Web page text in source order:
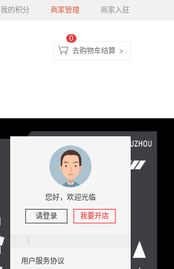
我的积分 商家管理 商家入驻
去购物车结算 >
0
您好，欢迎光临
请登录 我要开店
用户服务协议